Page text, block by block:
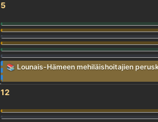
5
📚 Lounais-Hämeen mehiläishoitajien
12